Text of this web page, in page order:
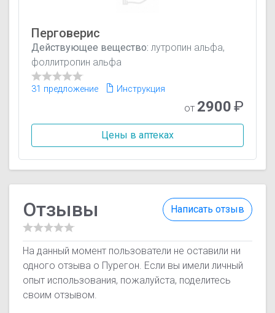
Перговерис
Действующее вещество: лутропин альфа,
фоллитропин альфа
31 предложение Инструкция
от 2900₽
Цены в аптеках
Написать отзыв
Отзывы
На данный момент пользователи не оставили ни
одного отзыва о Пурегон. Если вы имели личный
опыт использования, пожалуйста, поделитесь
своим отзывом.